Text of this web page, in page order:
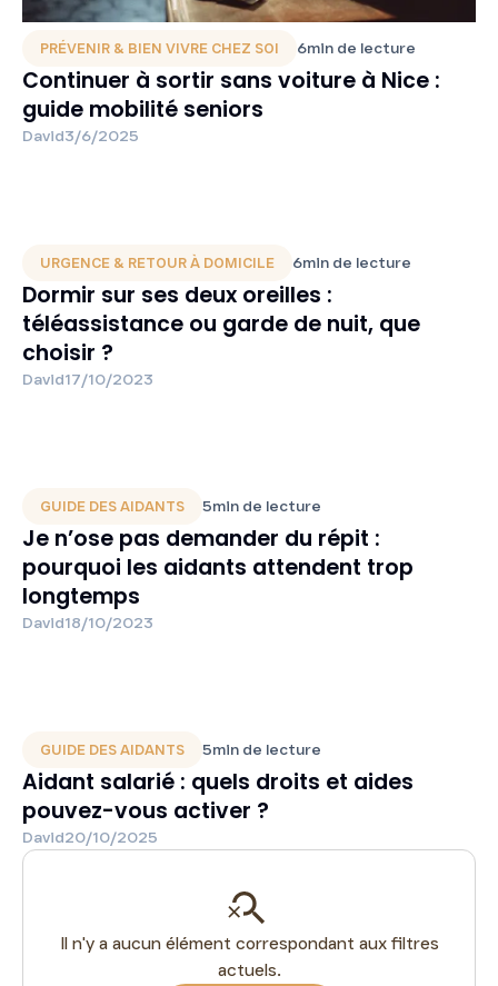
PRÉVENIR & BIEN VIVRE CHEZ SOI 6min de lecture
Continuer à sortir sans voiture à Nice :
guide mobilité seniors
David3/6/2025
URGENCE & RETOUR À DOMICILE 6min de lecture
Dormir sur ses deux oreilles :
téléassistance ou garde de nuit, que
choisir ?
David17/10/2023
GUIDE DES AIDANTS 5min de lecture
Je n’ose pas demander du répit :
pourquoi les aidants attendent trop
longtemps
David18/10/2023
GUIDE DES AIDANTS 5min de lecture
Aidant salarié : quels droits et aides
pouvez-vous activer ?
David20/10/2025
Il n'y a aucun élément correspondant aux filtres
actuels.